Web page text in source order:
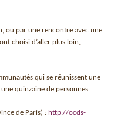
ou par une rencontre avec une
choisi d’aller plus loin,
qui se réunissent une
quinzaine de personnes.
de Paris) : http://ocds-